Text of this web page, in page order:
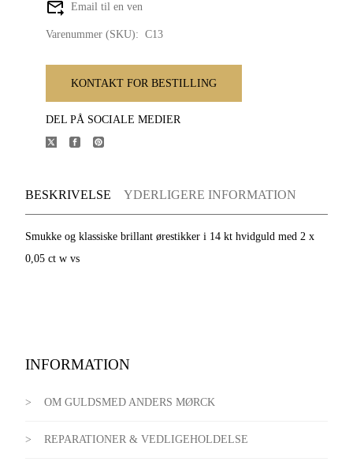
Email til en ven
Varenummer (SKU): C13
KONTAKT FOR BESTILLING
DEL PÅ SOCIALE MEDIER
BESKRIVELSE YDERLIGERE INFORMATION
Smukke og klassiske brillant ørestikker i 14 kt hvidguld med 2 x
0,05 ct w vs
INFORMATION
OM GULDSMED ANDERS MØRCK
REPARATIONER & VEDLIGEHOLDELSE